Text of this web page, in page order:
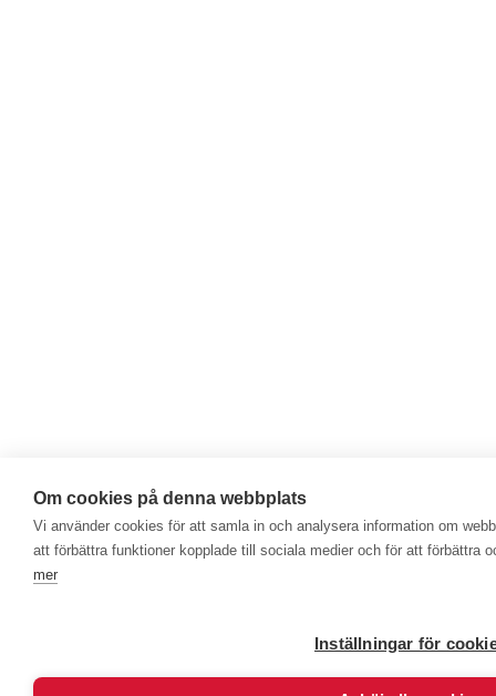
Om cookies på denna webbplats
Vi använder cookies för att samla in och analysera information om
att förbättra funktioner kopplade till sociala medier och för att förbättra
mer
Inställningar för